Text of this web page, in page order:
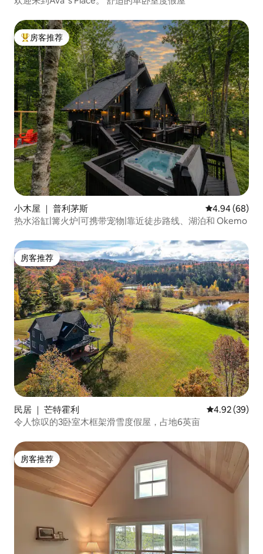
热门「房客推荐」
房客推荐
小木屋 ｜ 普利茅斯 平均评分 4.94
4.94 (68)
热水浴缸|篝火炉|可携带宠物|靠近徒步路线、湖泊和 Okemo
房客推荐
房客推荐
民居 ｜ 芒特霍利 平均评分
4.92 (39)
令人惊叹的3卧室木框架滑雪度假屋，占地6英亩
房客推荐
房客推荐